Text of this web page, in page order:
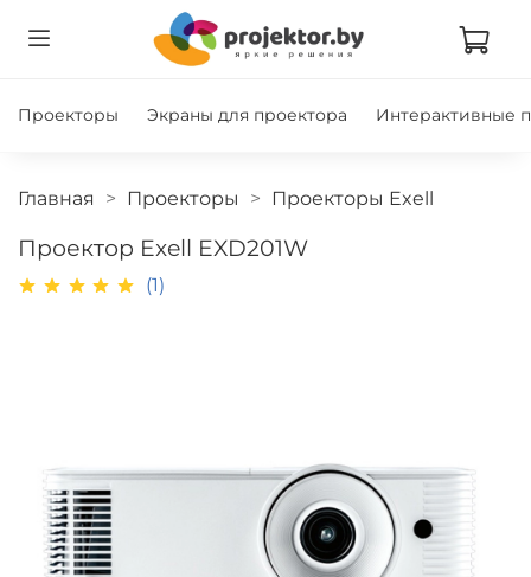
Проекторы Экраны для проектора Интерактивные
Главная Проекторы Проекторы Exell
Проектор Exell EXD201W
(1)